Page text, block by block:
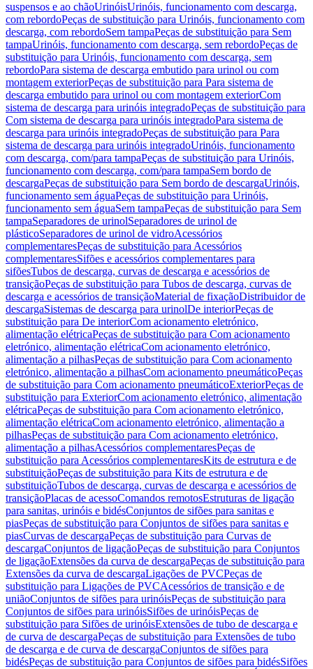
suspensos e ao chãoUrinóisUrinóis, funcionamento com descarga,
com rebordoPeças de substituição para Urinóis, funcionamento com
descarga, com rebordoSem tampaPeças de substituição para Sem
tampaUrinóis, funcionamento com descarga, sem rebordoPeças de
substituição para Urinóis, funcionamento com descarga, sem
rebordoPara sistema de descarga embutido para urinol ou com
montagem exteriorPeças de substituição para Para sistema de
descarga embutido para urinol ou com montagem exteriorCom
sistema de descarga para urinóis integradoPeças de substituição para
Com sistema de descarga para urinóis integradoPara sistema de
descarga para urinóis integradoPeças de substituição para Para
sistema de descarga para urinóis integradoUrinóis, funcionamento
com descarga, com/para tampaPeças de substituição para Urinóis,
funcionamento com descarga, com/para tampaSem bordo de
descargaPeças de substituição para Sem bordo de descargaUrinóis,
funcionamento sem águaPeças de substituição para Urinóis,
funcionamento sem águaSem tampaPeças de substituição para Sem
tampaSeparadores de urinolSeparadores de urinol de
plásticoSeparadores de urinol de vidroAcessórios
complementaresPeças de substituição para Acessórios
complementaresSifões e acessórios complementares para
sifõesTubos de descarga, curvas de descarga e acessórios de
transiçãoPeças de substituição para Tubos de descarga, curvas de
descarga e acessórios de transiçãoMaterial de fixaçãoDistribuidor de
descargaSistemas de descarga para urinolDe interiorPeças de
substituição para De interiorCom acionamento eletrónico,
alimentação elétricaPeças de substituição para Com acionamento
eletrónico, alimentação elétricaCom acionamento eletrónico,
alimentação a pilhasPeças de substituição para Com acionamento
eletrónico, alimentação a pilhasCom acionamento pneumáticoPeças
de substituição para Com acionamento pneumáticoExteriorPeças de
substituição para ExteriorCom acionamento eletrónico, alimentação
elétricaPeças de substituição para Com acionamento eletrónico,
alimentação elétricaCom acionamento eletrónico, alimentação a
pilhasPeças de substituição para Com acionamento eletrónico,
alimentação a pilhasAcessórios complementaresPeças de
substituição para Acessórios complementaresKits de estrutura e de
substituiçãoPeças de substituição para Kits de estrutura e de
substituiçãoTubos de descarga, curvas de descarga e acessórios de
transiçãoPlacas de acessoComandos remotosEstruturas de ligação
para sanitas, urinóis e bidésConjuntos de sifões para sanitas e
piasPeças de substituição para Conjuntos de sifões para sanitas e
piasCurvas de descargaPeças de substituição para Curvas de
descargaConjuntos de ligaçãoPeças de substituição para Conjuntos
de ligaçãoExtensões da curva de descargaPeças de substituição para
Extensões da curva de descargaLigações de PVCPeças de
substituição para Ligações de PVCAcessórios de transição e de
uniãoConjuntos de sifões para urinóisPeças de substituição para
Conjuntos de sifões para urinóisSifões de urinóisPeças de
substituição para Sifões de urinóisExtensões de tubo de descarga e
de curva de descargaPeças de substituição para Extensões de tubo
de descarga e de curva de descargaConjuntos de sifões para
bidésPeças de substituição para Conjuntos de sifões para bidésSifões